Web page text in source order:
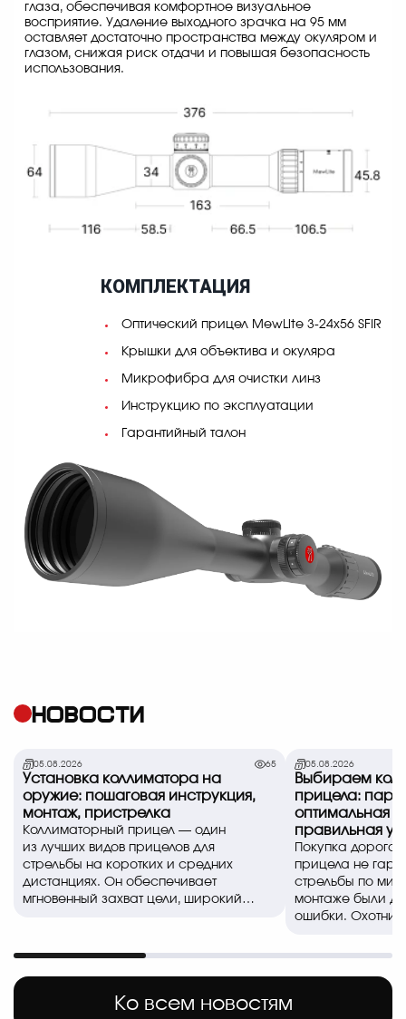
глаза, обеспечивая комфортное визуальное
восприятие. Удаление выходного зрачка на 95 мм
оставляет достаточно пространства между окуляром и
глазом, снижая риск отдачи и повышая безопасность
использования.
КОМПЛЕКТАЦИЯ
Оптический прицел MewLite 3-24x56 SFIR
Крышки для объектива и окуляра
Микрофибра для очистки линз
Инструкцию по эксплуатации
Гарантийный талон
НОВОСТИ
Ко всем новостям
05.08.2026 65
Установка коллиматора на
оружие: пошаговая инструкция,
монтаж, пристрелка
Коллиматорный прицел — один
из лучших видов прицелов для
стрельбы на коротких и средних
дистанциях. Он обеспечивает
мгновенный захват цели, широкий
05.08.2026
Выбираем
прицела:
оптимальная
правильная
Покупка
прицела не
стрельбы по
монтаже были
ошибки.